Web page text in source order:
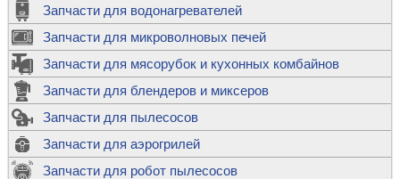
Запчасти для водонагревателей
Запчасти для микроволновых печей
Запчасти для мясорубок и кухонных комбайнов
Запчасти для блендеров и миксеров
Запчасти для пылесосов
Запчасти для аэрогрилей
Запчасти для робот пылесосов